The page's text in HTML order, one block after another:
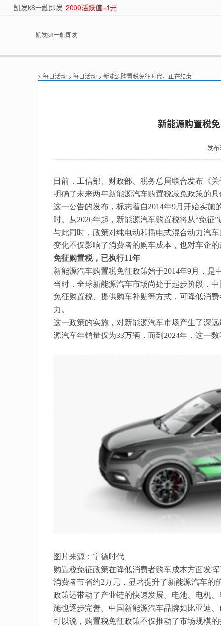
凯发k8一触即发 2000活跃值=1元
凯发k8一触即发
> 每日活动 > 每日活动 > 新能源购置税免征时代，正在结束
新能源购置税
发布
日前，工信部、财政部、税务总局联合发布《
明确了未来两年新能源汽车购置税减免政策的
这一公告的发布，标志着自2014年9月开始实
时。从2026年起，新能源汽车购置税将从“免征
与此同时，政策对纯电动和插电式混合动力汽
变化不仅影响了消费者的购车成本，也对车企
免征购置税，已执行11年
新能源汽车购置税免征政策始于2014年9月，
当时，全球新能源汽车市场尚处于起步阶段，
免征购置税、提供购车补贴等方式，可降低消
力。
这一政策的实施，对新能源汽车市场产生了深
源汽车年销量仅为33万辆，而到2024年，这一
图片来源：宁德时代
购置税免征政策在降低消费者购车成本方面发
消费者节省约2万元，显著提升了新能源汽车的
政策还带动了产业链的快速发展。电池、电机
施也逐步完善。中国新能源汽车品牌如比亚迪
可以说，购置税免征政策不仅推动了市场规模